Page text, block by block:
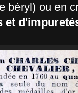
béryl) ou en
et